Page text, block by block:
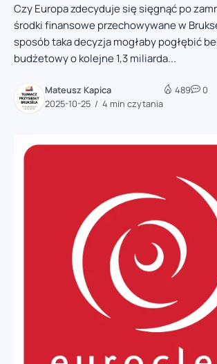
Czy Europa zdecyduje się sięgnąć po
środki finansowe przechowywane w
sposób taka decyzja mogłaby pogłębić
budżetowy o kolejne 1,3 miliarda...
Mateusz Kapica
2025-10-25
4 min czytania
489 0